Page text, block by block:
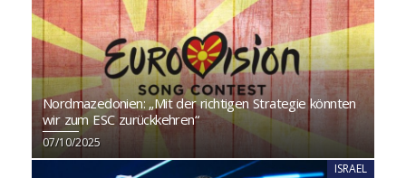
Nordmazedonien: „Mit der richtigen Strategie könnten
wir zum ESC zurückkehren“
07/10/2025
ISRAEL